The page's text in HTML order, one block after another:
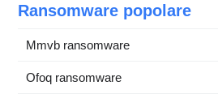
Ransomware popolare
Mmvb ransomware
Ofoq ransomware